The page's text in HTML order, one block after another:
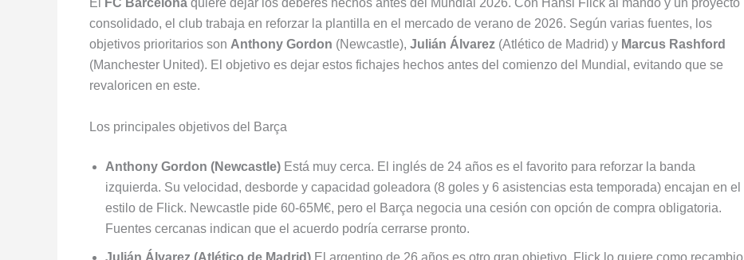
El FC Barcelona quiere dejar los deberes hechos antes del Mundial 2026. Con Hansi Flick al mando y un proyecto
consolidado, el club trabaja en reforzar la plantilla en el mercado de verano de 2026. Según varias fuentes, los
objetivos prioritarios son Anthony Gordon (Newcastle), Julián Álvarez (Atlético de Madrid) y Marcus Rashford
(Manchester United). El objetivo es dejar estos fichajes hechos antes del comienzo del Mundial, evitando que se
revaloricen en este.
Los principales objetivos del Barça
Anthony Gordon (Newcastle) Está muy cerca. El inglés de 24 años es el favorito para reforzar la banda
izquierda. Su velocidad, desborde y capacidad goleadora (8 goles y 6 asistencias esta temporada) encajan en el
estilo de Flick. Newcastle pide 60-65M€, pero el Barça negocia una cesión con opción de compra obligatoria.
Fuentes cercanas indican que el acuerdo podría cerrarse pronto.
Julián Álvarez (Atlético de Madrid) El argentino de 26 años es otro gran objetivo. Flick lo quiere como recambio